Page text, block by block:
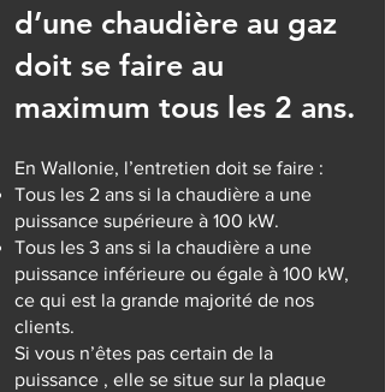
d’une chaudière au gaz
doit se faire au
maximum tous les 2 ans.
En Wallonie, l’entretien doit se faire :
Tous les 2 ans si la chaudière a une
puissance supérieure à 100 kW.
Tous les 3 ans si la chaudière a une
puissance inférieure ou égale à 100 kW,
ce qui est la grande majorité de nos
clients.
Si vous n’êtes pas certain de la
puissance , elle se situe sur la plaque